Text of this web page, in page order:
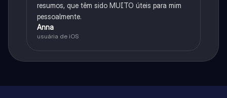
resumos, que têm sido MUITO úteis para mim
pessoalmente.
Anna
usuária de iOS